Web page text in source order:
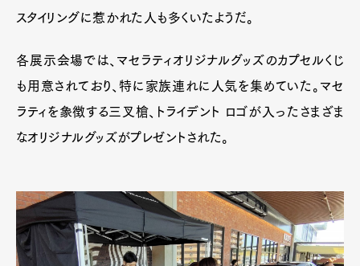
スタイリングに惹かれた人も多くいたようだ。
各展示会場では、マセラティオリジナルグッズのカプセルくじ
も用意されており、特に家族連れに人気を集めていた。マセ
ラティを象徴する三叉槍、トライデント ロゴが入ったさまざま
なオリジナルグッズがプレゼントされた。